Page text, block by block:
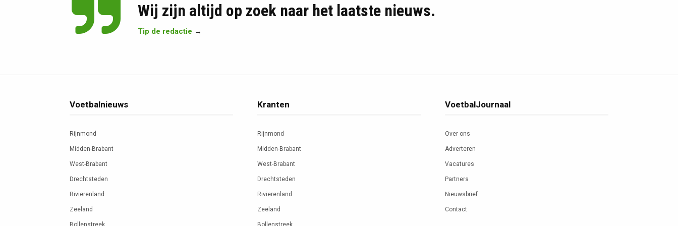
Wij zijn altijd op zoek naar het laatste nieuws.
Tip de redactie →
Voetbalnieuws
Rijnmond
Midden-Brabant
West-Brabant
Drechtsteden
Rivierenland
Zeeland
Bollenstreek
Kranten
Rijnmond
Midden-Brabant
West-Brabant
Drechtsteden
Rivierenland
Zeeland
Bollenstreek
VoetbalJournaal
Over ons
Adverteren
Vacatures
Partners
Nieuwsbrief
Contact